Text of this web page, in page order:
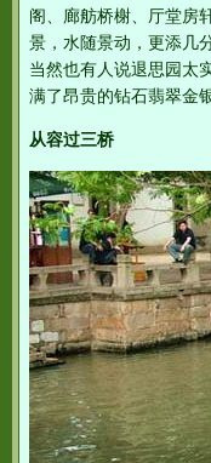
阁、廊舫桥榭、厅堂房
景，水随景动，更添几
当然也有人说退思园太
满了昂贵的钻石翡翠金
从容过三桥